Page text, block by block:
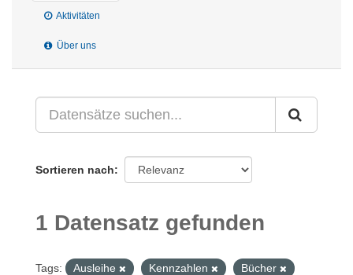
Aktivitäten
Über uns
Sortieren nach
1 Datensatz gefunden
Tags: Ausleihe Kennzahlen
Bücher